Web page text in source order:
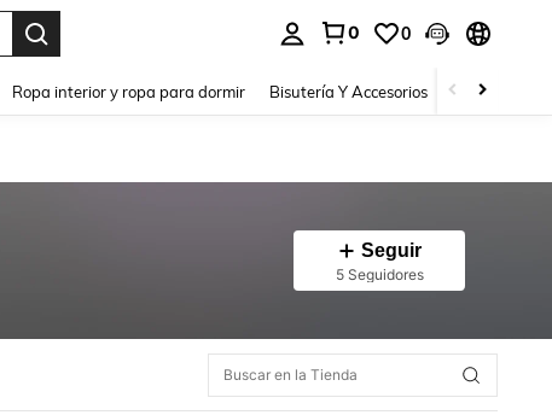
0 0
Ropa interior y ropa para dormir Bisutería Y Accesorios Zapatos
Seguir
5 Seguidores